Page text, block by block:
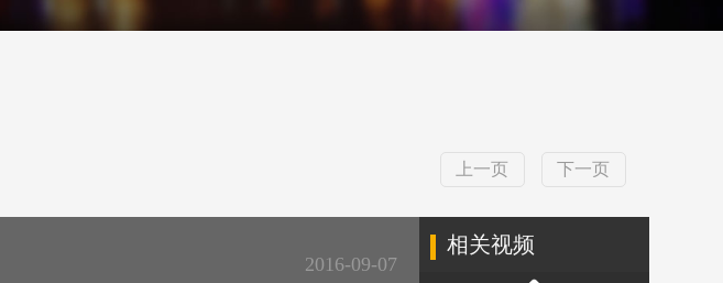
上一页 下一页
2016-09-07
相关视频